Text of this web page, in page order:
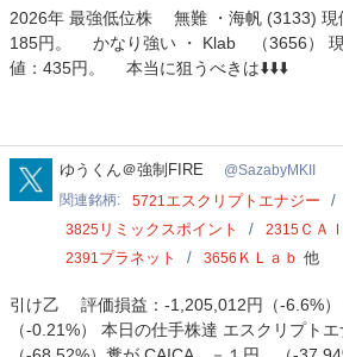
2026年 最強低位株 無難 ・海帆 (3133) 現
185円。 かなり強い ・ Klab （3656） 現
値：435円。 本当に狙うべきは⬇️⬇️⬇️
SazabyMKII
ゆうくん＠強制FIRE SazabyMKII
関連銘柄
5721エスクリプトエナジー
3825 リミックスポイント 2315 ＣＡ
2391プラネット 3656 ＫＬａｂ 他
引け乙 評価損益：-1,205,012円（-6.6%）
（-0.21%） 本日の仕手株達 エスクリプ